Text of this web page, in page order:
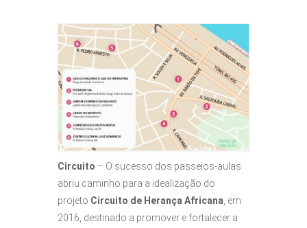
Circuito – O sucesso dos passeios-aulas
abriu caminho para a idealização do
projeto Circuito de Herança Africana , em
2016, destinado a promover e fortalecer a